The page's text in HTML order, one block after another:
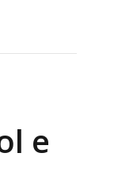
e